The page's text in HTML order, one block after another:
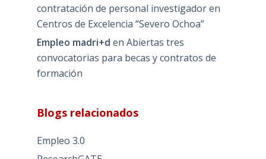
contratación de personal investigador en
Centros de Excelencia “Severo Ochoa”
Empleo madri+d en Abiertas tres
convocatorias para becas y contratos de
formación
Blogs relacionados
Empleo 3.0